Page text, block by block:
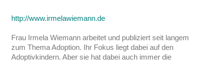
http://www.irmelawiemann.de
Frau Irmela Wiemann arbeitet und publiziert seit langem
zum Thema Adoption. Ihr Fokus liegt dabei auf den
Adoptivkindern. Aber sie hat dabei auch immer die